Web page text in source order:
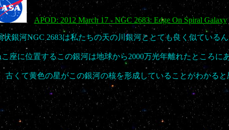
APOD: 2012 March 17 - NGC 2683: Edge On Spiral Galaxy
状銀河NGC 2683は私たちの天の川銀河ととても良く似ている
座に位置するこの銀河は地球から2000万光年離れたところに
古くて黄色の星がこの銀河の核を形成していることがわかると